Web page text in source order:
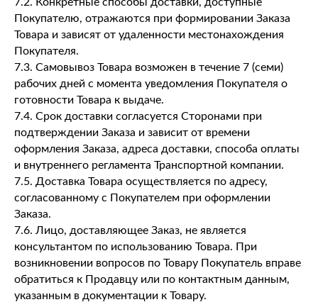
Покупателю, отражаются при формировании Заказа
Товара и зависят от удаленности местонахождения
Покупателя.
7.3. Самовывоз Товара возможен в течение 7 (семи)
рабочих дней с момента уведомления Покупателя о
готовности Товара к выдаче.
7.4. Срок доставки согласуется Сторонами при
подтверждении Заказа и зависит от времени
оформления Заказа, адреса доставки, способа оплаты
и внутреннего регламента Транспортной компании.
7.5. Доставка Товара осуществляется по адресу,
согласованному с Покупателем при оформлении
Заказа.
7.6. Лицо, доставляющее Заказ, не является
консультантом по использованию Товара. При
возникновении вопросов по Товару Покупатель вправе
обратиться к Продавцу или по контактным данным,
указанным в документации к Товару.